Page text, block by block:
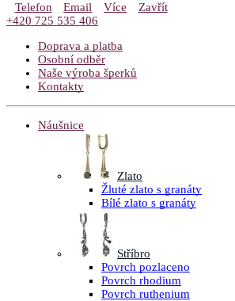
Telefon
Email Více
Zavřít
+420 725 535 406
Doprava a platba
Osobní odběr
Naše výroba šperků
Kontakty
Náušnice
Zlato
Žluté zlato s granáty
Bílé zlato s granáty
Stříbro
Povrch pozlaceno
Povrch rhodium
Povrch ruthenium